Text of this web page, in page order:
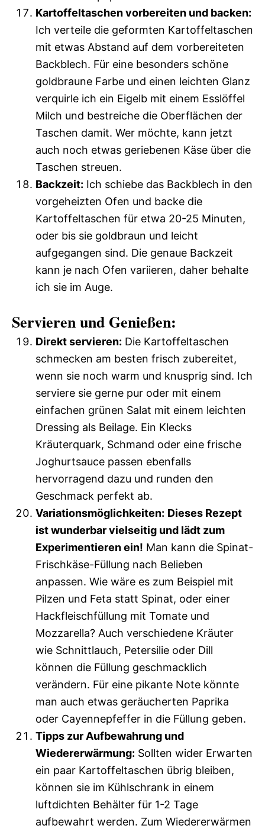
Kartoffeltaschen vorbereiten und backen:
Ich verteile die geformten Kartoffeltaschen
mit etwas Abstand auf dem vorbereiteten
Backblech. Für eine besonders schöne
goldbraune Farbe und einen leichten Glanz
verquirle ich ein Eigelb mit einem Esslöffel
Milch und bestreiche die Oberflächen der
Taschen damit. Wer möchte, kann jetzt
auch noch etwas geriebenen Käse über die
Taschen streuen.
Backzeit: Ich schiebe das Backblech in den
vorgeheizten Ofen und backe die
Kartoffeltaschen für etwa 20-25 Minuten,
oder bis sie goldbraun und leicht
aufgegangen sind. Die genaue Backzeit
kann je nach Ofen variieren, daher behalte
ich sie im Auge.
Servieren und Genießen:
Direkt servieren: Die Kartoffeltaschen
schmecken am besten frisch zubereitet,
wenn sie noch warm und knusprig sind. Ich
serviere sie gerne pur oder mit einem
einfachen grünen Salat mit einem leichten
Dressing als Beilage. Ein Klecks
Kräuterquark, Schmand oder eine frische
Joghurtsauce passen ebenfalls
hervorragend dazu und runden den
Geschmack perfekt ab.
Variationsmöglichkeiten: Dieses Rezept
ist wunderbar vielseitig und lädt zum
Experimentieren ein! Man kann die Spinat-
Frischkäse-Füllung nach Belieben
anpassen. Wie wäre es zum Beispiel mit
Pilzen und Feta statt Spinat, oder einer
Hackfleischfüllung mit Tomate und
Mozzarella? Auch verschiedene Kräuter
wie Schnittlauch, Petersilie oder Dill
können die Füllung geschmacklich
verändern. Für eine pikante Note könnte
man auch etwas geräucherten Paprika
oder Cayennepfeffer in die Füllung geben.
Tipps zur Aufbewahrung und
Wiedererwärmung: Sollten wider Erwarten
ein paar Kartoffeltaschen übrig bleiben,
können sie im Kühlschrank in einem
luftdichten Behälter für 1-2 Tage
aufbewahrt werden. Zum Wiedererwärmen